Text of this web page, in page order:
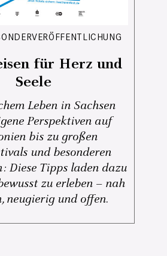
für Herz und
Seele
Leben in Sachsen
Perspektiven auf
bis zu großen
und besonderen
Diese Tipps laden dazu
zu erleben – nah
neugierig und offen.